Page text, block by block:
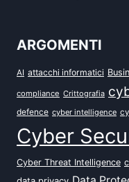
ARGOMENTI
AI attacchi informatici
compliance Crittografia
defence cyber intelligence
Cyber
Cyber Threat Intelligence